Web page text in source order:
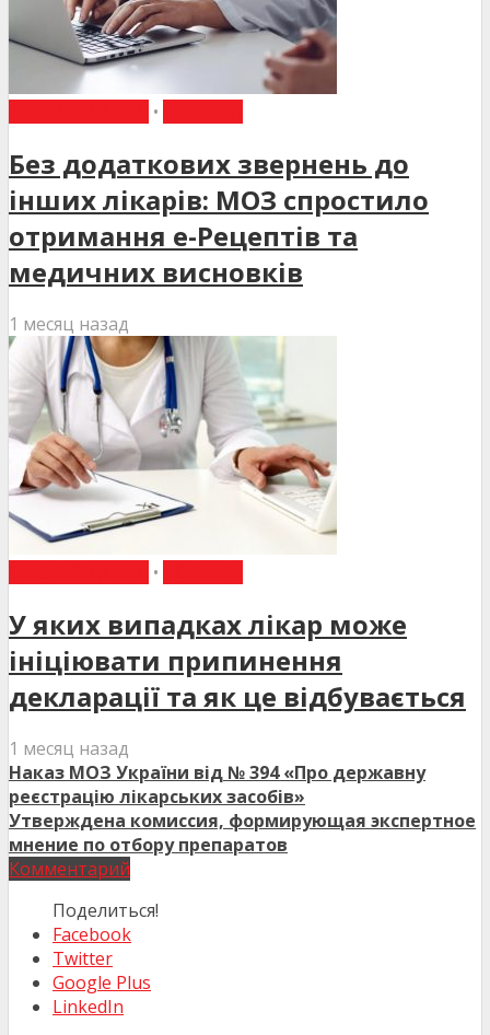
•
Без додаткових звернень до
інших лікарів: МОЗ спростило
отримання е-Рецептів та
медичних висновків
1 месяц назад
•
У яких випадках лікар може
ініціювати припинення
декларації та як це відбувається
1 месяц назад
Наказ МОЗ України від № 394 «Про державну
реєстрацію лікарських засобів»
Утверждена комиссия, формирующая экспертное
мнение по отбору препаратов
Комментарий
Поделиться!
Facebook
Twitter
Google Plus
LinkedIn